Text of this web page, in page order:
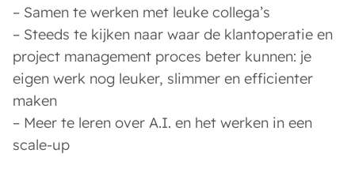
– Samen te werken met leuke collega’s
– Steeds te kijken naar waar de klantoperatie en
project management proces beter kunnen: je
eigen werk nog leuker, slimmer en efficienter
maken
– Meer te leren over A.I. en het werken in een
scale-up